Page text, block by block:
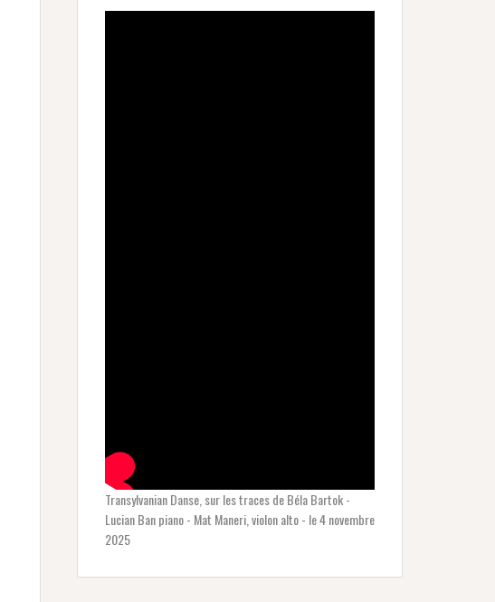
Transylvanian Danse, sur les traces de Béla Bartok -
Lucian Ban piano - Mat Maneri, violon alto - le 4 novembre
2025